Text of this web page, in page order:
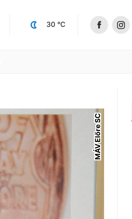
30 °C
MÁV Előre SC